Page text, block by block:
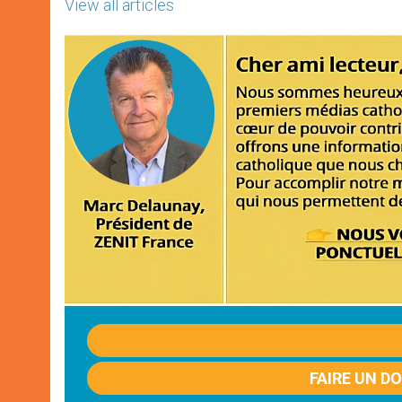
View all articles
FAIRE UN